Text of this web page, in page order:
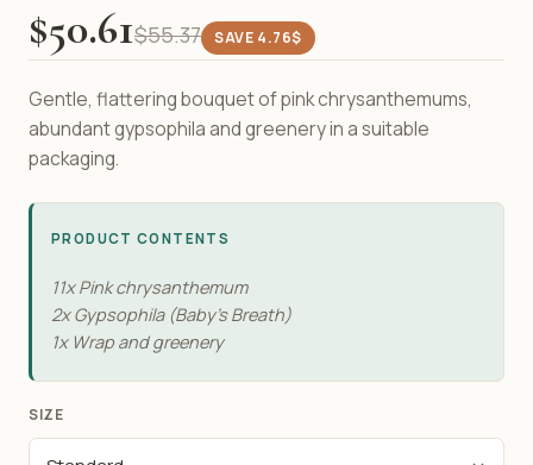
$50.61$55.37 SAVE 4.76$
Gentle, flattering bouquet of pink chrysanthemums,
abundant gypsophila and greenery in a suitable
packaging.
PRODUCT CONTENTS
11x Pink chrysanthemum
2x Gypsophila (Baby's Breath)
1x Wrap and greenery
SIZE